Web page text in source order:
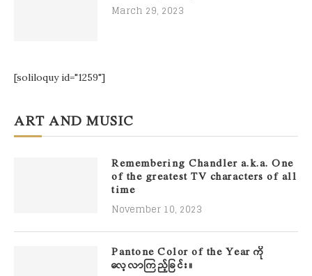
March 29, 2023
[soliloquy id="1259"]
ART AND MUSIC
Remembering Chandler a.k.a. One
of the greatest TV characters of all
time
November 10, 2023
Pantone Color of the Year ကို
လေ့လာကြည့်ခြင်း။